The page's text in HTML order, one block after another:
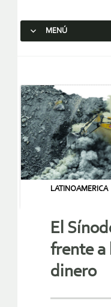
MENÚ
LATINOAMERICA
El
frente a
dinero